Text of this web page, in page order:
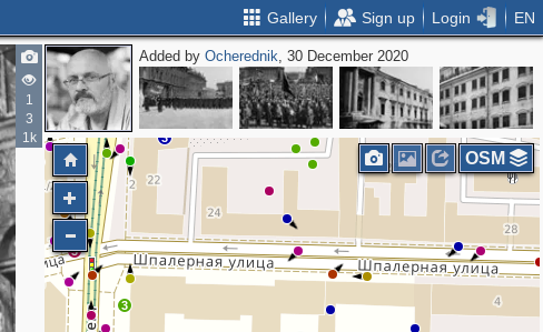
Gallery Sign up Login EN
1
3
1k
Added byOcherednik, 30 December 2020
2
2
2
3
2
3
4
3
3
OSM